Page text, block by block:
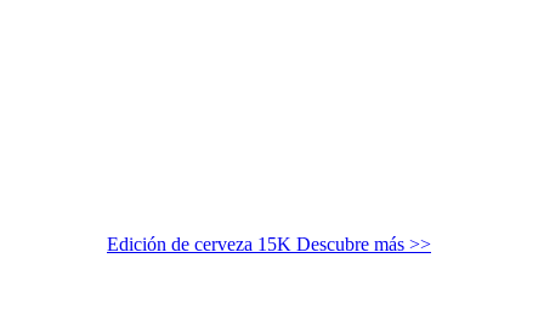
Edición de cerveza 15K Descubre más >>